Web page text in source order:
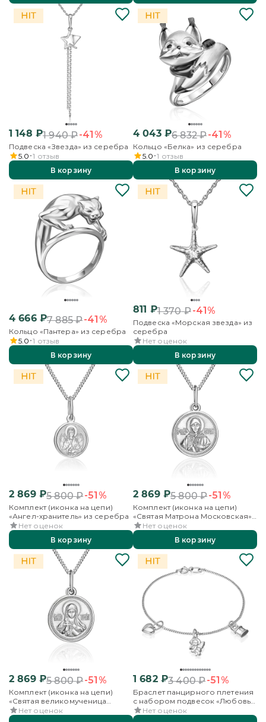
1 148 ₽1 940₽-41%
Подвеска «Звезда» из серебра
5.0 1 отзыв
В корзину
4 043₽6 832₽-41%
Кольцо «Белка» из серебра
5.0 1 отзыв
В корзину
4 666₽7 885₽-41%
Кольцо «Пантера» из серебра
5.0 1 отзыв
В корзину
811 ₽1 370₽-41%
Подвеска «Морская звезда» из
серебра
Нет оценок
В корзину
2 869₽5 800₽-51%
Комплект (иконка на цепи)
«Ангел-хранитель» из серебра
Нет оценок
В корзину
2 869₽5 800₽-51%
Комплект (иконка на цепи)
«Святая Матрона Московская»
из серебра
Нет оценок
В корзину
2 869₽5 800₽-51%
Комплект (иконка на цепи)
«Святая великомученица
Татиана» из серебра
Нет оценок
1 682₽3 400₽-51%
Браслет панцирного плетения
с набором подвесок «Любовь»
из серебра
Нет оценок